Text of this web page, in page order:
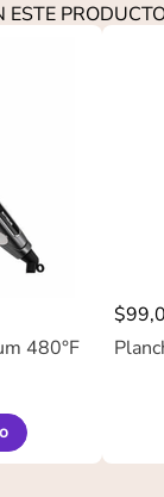
ESTE
480°F
$99,